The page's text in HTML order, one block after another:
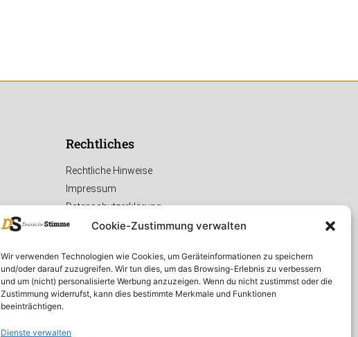
Cookie-Zustimmung verwalten
Wir verwenden Technologien wie Cookies, um Geräteinformationen zu speichern
und/oder darauf zuzugreifen. Wir tun dies, um das Browsing-Erlebnis zu verbessern
und um (nicht) personalisierte Werbung anzuzeigen. Wenn du nicht zustimmst oder die
Zustimmung widerrufst, kann dies bestimmte Merkmale und Funktionen
beeinträchtigen.
Dienste verwalten
Rechtliches
Rechtliche Hinweise
Impressum
Datenschutzerklärung